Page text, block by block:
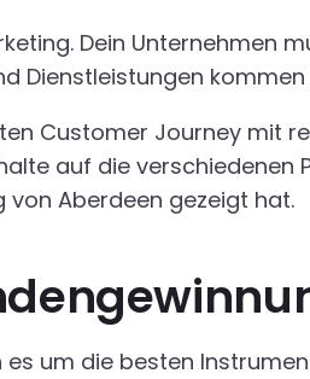
Dein Unternehmen
Dienstleistungen kommen
Customer Journey mit
auf die verschiedenen
von Aberdeen gezeigt hat.
um die besten